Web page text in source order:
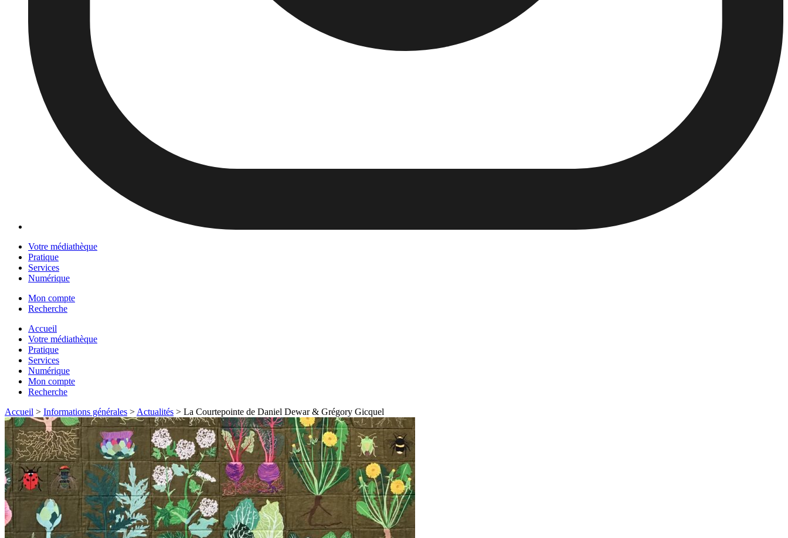
Votre médiathèque
Pratique
Services
Numérique
Mon compte
Recherche
Accueil
Votre médiathèque
Pratique
Services
Numérique
Mon compte
Recherche
Accueil > Informations générales > Actualités > La Courtepointe de Daniel Dewar & Grégory Gicquel